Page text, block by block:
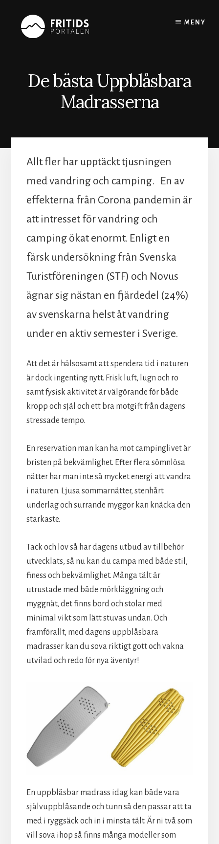
content
MENY
De bästa Uppblåsbara
Madrasserna
Allt fler har upptäckt tjusningen
med vandring och camping. En av
effekterna från Corona pandemin är
att intresset för vandring och
camping ökat enormt. Enligt en
färsk undersökning från Svenska
Turistföreningen (STF) och Novus
ägnar sig nästan en fjärdedel (24%)
av svenskarna helst åt vandring
under en aktiv semester i Sverige.
Att det är hälsosamt att spendera tid i naturen
är dock ingenting nytt. Frisk luft, lugn och ro
samt fysisk aktivitet är välgörande för både
kropp och själ och ett bra motgift från dagens
stressade tempo.
En reservation man kan ha mot campinglivet är
bristen på bekvämlighet. Efter flera sömnlösa
nätter har man inte så mycket energi att vandra
i naturen. Ljusa sommarnätter, stenhårt
underlag och surrande myggor kan knäcka den
starkaste.
Tack och lov så har dagens utbud av tillbehör
utvecklats, så nu kan du campa med både stil,
finess och bekvämlighet. Många tält är
utrustade med både mörkläggning och
myggnät, det finns bord och stolar med
minimal vikt som lätt stuvas undan. Och
framförallt, med dagens uppblåsbara
madrasser kan du sova riktigt gott och vakna
utvilad och redo för nya äventyr!
En uppblåsbar madrass idag kan både vara
självuppblåsande och tunn så den passar att ta
med i ryggsäck och in i minsta tält. Är ni två som
vill sova ihop så finns många modeller som